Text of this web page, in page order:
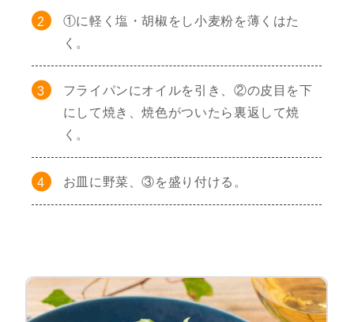
①に軽く塩・胡椒をし小麦粉を薄くはた
く。
フライパンにオイルを引き、②の皮目を下
にして焼き、焼色がついたら裏返して焼
く。
お皿に野菜、③を盛り付ける。